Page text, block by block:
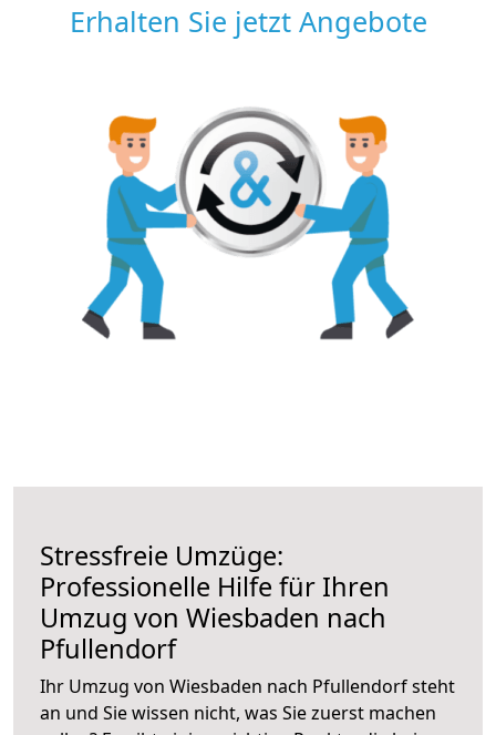
Erhalten Sie jetzt Angebote
Stressfreie Umzüge:
Professionelle Hilfe für Ihren
Umzug von Wiesbaden nach
Pfullendorf
Ihr Umzug von Wiesbaden nach Pfullendorf steht
an und Sie wissen nicht, was Sie zuerst machen